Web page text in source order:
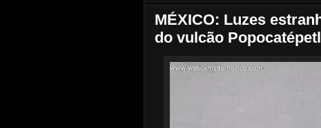
MÉXICO: Luzes
do vulcão